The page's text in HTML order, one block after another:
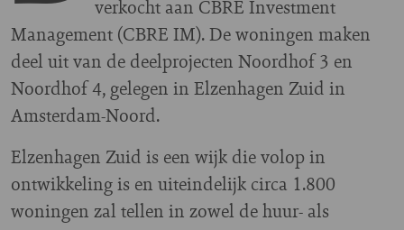
verkocht aan CBRE Investment
Management (CBRE IM). De woningen maken
deel uit van de deelprojecten Noordhof 3 en
Noordhof 4, gelegen in Elzenhagen Zuid in
Amsterdam-Noord.
Elzenhagen Zuid is een wijk die volop in
ontwikkeling is en uiteindelijk circa 1.800
woningen zal tellen in zowel de huur- als